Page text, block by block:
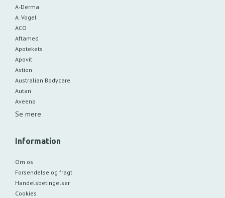
A-Derma
A. Vogel
ACO
Aftamed
Apotekets
Apovit
Astion
Australian Bodycare
Autan
Aveeno
Se mere
Information
Om os
Forsendelse og fragt
Handelsbetingelser
Cookies